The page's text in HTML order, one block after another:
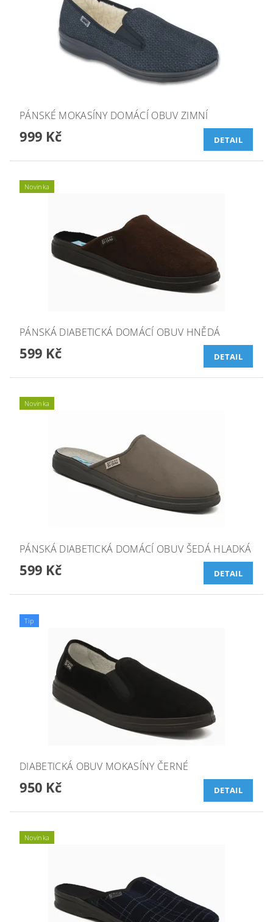
PÁNSKÉ MOKASÍNY DOMÁCÍ OBUV ZIMNÍ
999 Kč DETAIL
Novinka
PÁNSKÁ DIABETICKÁ DOMÁCÍ OBUV HNĚDÁ
599 Kč DETAIL
Novinka
PÁNSKÁ DIABETICKÁ DOMÁCÍ OBUV ŠEDÁ HLADKÁ
599 Kč DETAIL
Tip
DIABETICKÁ OBUV MOKASÍNY ČERNÉ
950 Kč DETAIL
Novinka